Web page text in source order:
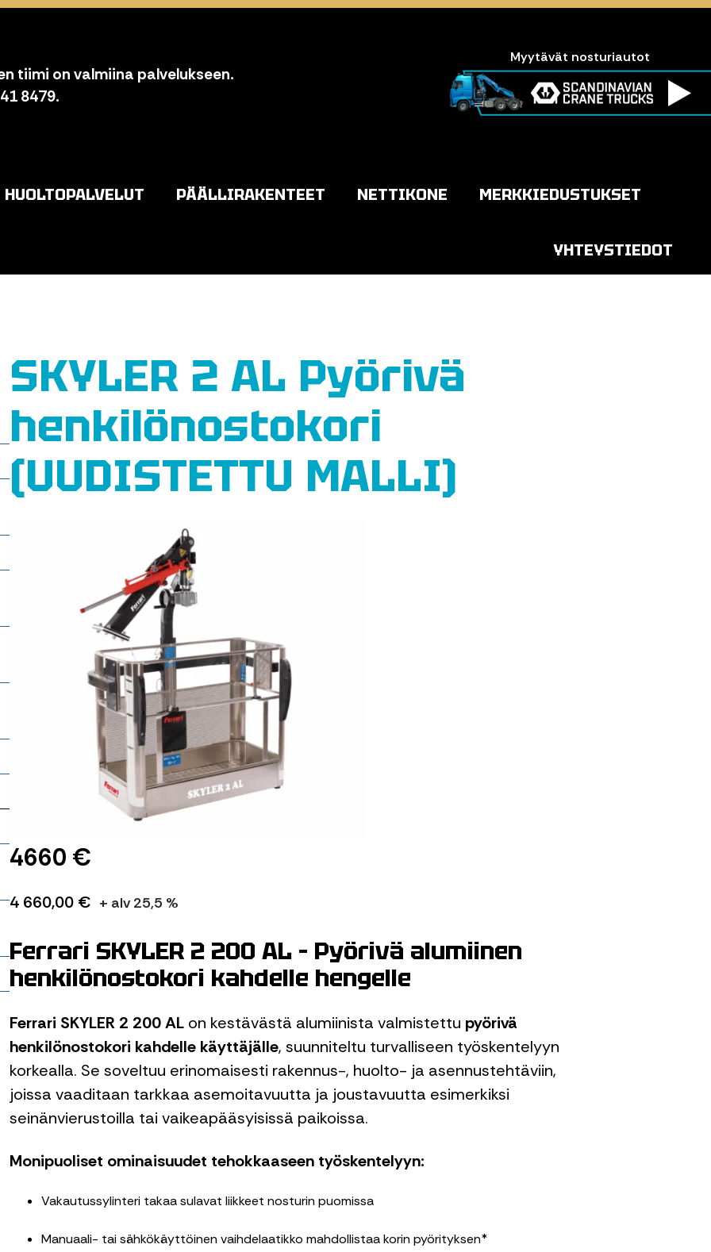
tiimi on valmiina palvelukseen.
8479.
Myytävät nosturiautot
HUOLTOPALVELUT PÄÄLLIRAKENTEET NETTIKONE MERKKIEDUSTUKSET
YHTEYSTIEDOT
SKYLER 2 AL Pyörivä
henkilönostokori
(UUDISTETTU MALLI)
4660 €
4 660,00 € + alv 25,5 %
Ferrari SKYLER 2 200 AL – Pyörivä alumiinen
henkilönostokori kahdelle hengelle
Ferrari SKYLER 2 200 AL on kestävästä alumiinista valmistettu pyörivä
henkilönostokori kahdelle käyttäjälle, suunniteltu turvalliseen työskentelyyn
korkealla. Se soveltuu erinomaisesti rakennus-, huolto- ja asennustehtäviin,
joissa vaaditaan tarkkaa asemoitavuutta ja joustavuutta esimerkiksi
seinänvierustoilla tai vaikeapääsyisissä paikoissa.
Monipuoliset ominaisuudet tehokkaaseen työskentelyyn:
Vakautussylinteri takaa sulavat liikkeet nosturin puomissa
Manuaali- tai sähkökäyttöinen vaihdelaatikko mahdollistaa korin pyörityksen*